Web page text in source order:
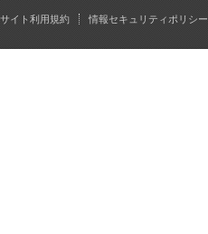
サイト利用規約 情報セキュリティポリシー